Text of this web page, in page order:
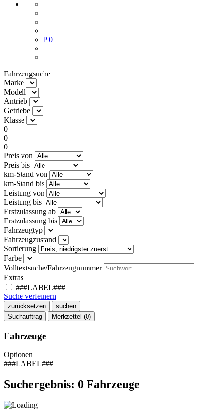
P 0
Fahrzeugsuche
Marke
Modell
Antrieb
Getriebe
Klasse
0
0
0
Preis von
Preis bis
km-Stand von
km-Stand bis
Leistung von
Leistung bis
Erstzulassung ab
Erstzulassung bis
Fahrzeugtyp
Fahrzeugzustand
Sortierung
Farbe
Volltextsuche/Fahrzeugnummer
Extras
###LABEL###
Suche verfeinern
zurücksetzen
suchen
Suchauftrag
Merkzettel (0)
Fahrzeuge
Optionen
###LABEL###
Suchergebnis: 0 Fahrzeuge